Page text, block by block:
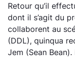
Retour qu’il
dont il s’agit du
collaborent au
(DDL), quinqua
Jem (Sean